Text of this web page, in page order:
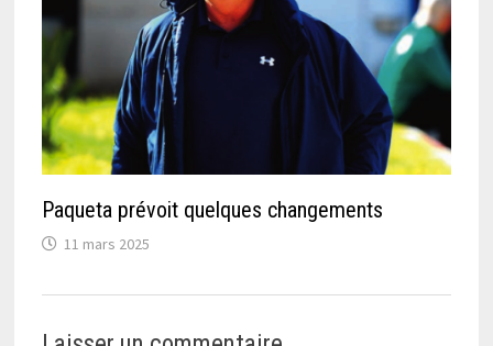
Paqueta prévoit quelques changements
11 mars 2025